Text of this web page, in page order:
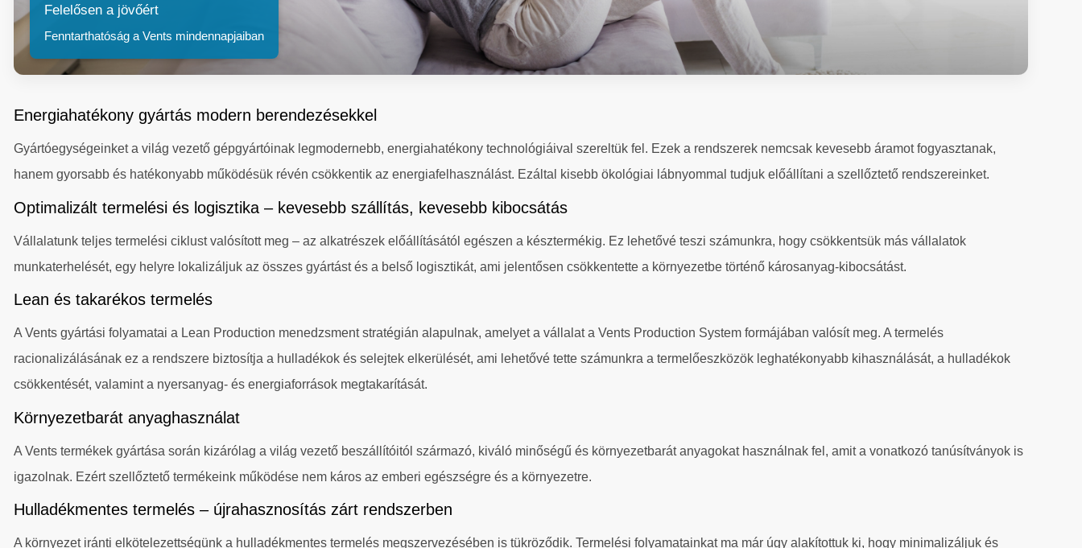
Felelősen a jövőért
Fenntarthatóság a Vents mindennapjaiban
Energiahatékony gyártás modern berendezésekkel
Gyártóegységeinket a világ vezető gépgyártóinak legmodernebb, energiahatékony technológiáival szereltük fel. Ezek a rendszerek nemcsak kevesebb áramot fogyasztanak,
hanem gyorsabb és hatékonyabb működésük révén csökkentik az energiafelhasználást. Ezáltal kisebb ökológiai lábnyommal tudjuk előállítani a szellőztető rendszereinket.
Optimalizált termelési és logisztika – kevesebb szállítás, kevesebb kibocsátás
Vállalatunk teljes termelési ciklust valósított meg – az alkatrészek előállításától egészen a késztermékig. Ez lehetővé teszi számunkra, hogy csökkentsük más vállalatok
munkaterhelését, egy helyre lokalizáljuk az összes gyártást és a belső logisztikát, ami jelentősen csökkentette a környezetbe történő károsanyag-kibocsátást.
Lean és takarékos termelés
A Vents gyártási folyamatai a Lean Production menedzsment stratégián alapulnak, amelyet a vállalat a Vents Production System formájában valósít meg. A termelés
racionalizálásának ez a rendszere biztosítja a hulladékok és selejtek elkerülését, ami lehetővé tette számunkra a termelőeszközök leghatékonyabb kihasználását, a hulladékok
csökkentését, valamint a nyersanyag- és energiaforrások megtakarítását.
Környezetbarát anyaghasználat
A Vents termékek gyártása során kizárólag a világ vezető beszállítóitól származó, kiváló minőségű és környezetbarát anyagokat használnak fel, amit a vonatkozó tanúsítványok is
igazolnak. Ezért szellőztető termékeink működése nem káros az emberi egészségre és a környezetre.
Hulladékmentes termelés – újrahasznosítás zárt rendszerben
A környezet iránti elkötelezettségünk a hulladékmentes termelés megszervezésében is tükröződik. Termelési folyamatainkat ma már úgy alakítottuk ki, hogy minimalizáljuk és